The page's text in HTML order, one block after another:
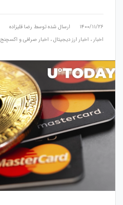
۱۴۰۰/۱۱/۲۶ ارسال شده توسط رضا قلیزاده
اخبار ، اخبار ارز دیجیتال، اخبار صرافی و اکسچنج